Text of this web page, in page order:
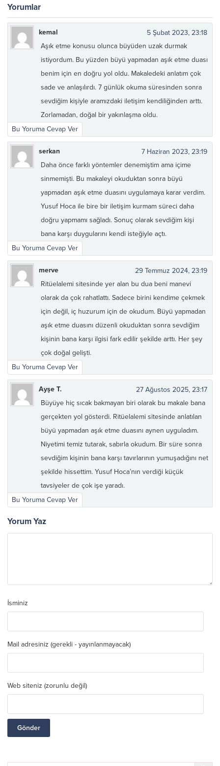
Yorumlar
kemal
5 Şubat 2023, 23:18
Aşık etme konusu olunca büyüden uzak durmak
istiyordum. Bu yüzden büyü yapmadan aşık etme duası
benim için en doğru yol oldu. Makaledeki anlatım çok
sade ve anlaşılırdı. 7 günlük okuma süresinden sonra
sevdiğim kişiyle aramızdaki iletişim kendiliğinden arttı.
Zorlamadan, doğal bir yakınlaşma oldu.
Bu Yoruma Cevap Ver
serkan
7 Haziran 2023, 23:19
Daha önce farklı yöntemler denemiştim ama içime
sinmemişti. Bu makaleyi okuduktan sonra büyü
yapmadan aşık etme duasını uygulamaya karar verdim.
Yusuf Hoca ile bire bir iletişim kurmam süreci daha
doğru yapmamı sağladı. Sonuç olarak sevdiğim kişi
bana karşı duygularını kendi isteğiyle açtı.
Bu Yoruma Cevap Ver
merve
29 Temmuz 2024, 23:19
Ritüelalemi sitesinde yer alan bu dua beni manevi
olarak da çok rahatlattı. Sadece birini kendime çekmek
için değil, iç huzurum için de okudum. Büyü yapmadan
aşık etme duasını düzenli okuduktan sonra sevdiğim
kişinin bana karşı ilgisi fark edilir şekilde arttı. Her şey
çok doğal gelişti.
Bu Yoruma Cevap Ver
Ayşe T.
27 Ağustos 2025, 23:17
Büyüye hiç sıcak bakmayan biri olarak bu makale bana
gerçekten yol gösterdi. Ritüelalemi sitesinde anlatılan
büyü yapmadan aşık etme duasını aynen uyguladım.
Niyetimi temiz tutarak, sabırla okudum. Bir süre sonra
sevdiğim kişinin bana karşı tavırlarının yumuşadığını net
şekilde hissettim. Yusuf Hoca’nın verdiği küçük
tavsiyeler de çok işe yaradı.
Bu Yoruma Cevap Ver
Yorum Yaz
İsminiz
Mail adresiniz (gerekli - yayınlanmayacak)
Web siteniz (zorunlu değil)